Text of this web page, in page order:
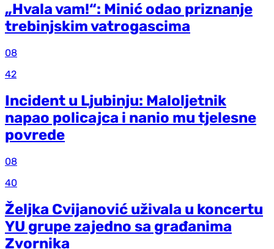
„Hvala vam!“: Minić odao priznanje
trebinjskim vatrogascima
08
42
Incident u Ljubinju: Maloljetnik
napao policajca i nanio mu tjelesne
povrede
08
40
Željka Cvijanović uživala u koncertu
YU grupe zajedno sa građanima
Zvornika